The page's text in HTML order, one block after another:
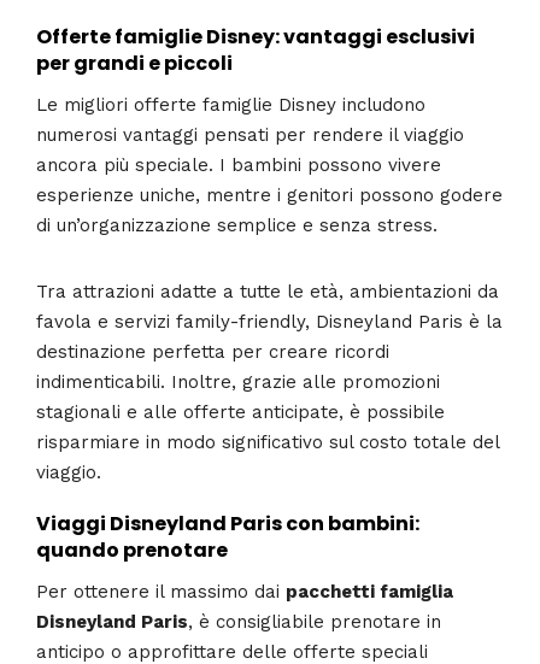
Offerte famiglie Disney: vantaggi esclusivi
per grandi e piccoli
Le migliori offerte famiglie Disney includono
numerosi vantaggi pensati per rendere il viaggio
ancora più speciale. I bambini possono vivere
esperienze uniche, mentre i genitori possono godere
di un’organizzazione semplice e senza stress.
Tra attrazioni adatte a tutte le età, ambientazioni da
favola e servizi family-friendly, Disneyland Paris è la
destinazione perfetta per creare ricordi
indimenticabili. Inoltre, grazie alle promozioni
stagionali e alle offerte anticipate, è possibile
risparmiare in modo significativo sul costo totale del
viaggio.
Viaggi Disneyland Paris con bambini:
quando prenotare
Per ottenere il massimo dai pacchetti famiglia
Disneyland Paris, è consigliabile prenotare in
anticipo o approfittare delle offerte speciali